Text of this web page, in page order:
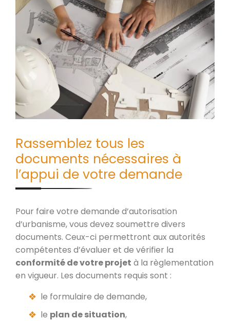
Rassemblez tous les
documents nécessaires à
l’appui de votre demande
Pour faire votre demande d’autorisation
d’urbanisme, vous devez soumettre divers
documents. Ceux-ci permettront aux autorités
compétentes d’évaluer et de vérifier la
conformité de votre projet à la règlementation
en vigueur. Les documents requis sont :
le formulaire de demande,
le plan de situation,